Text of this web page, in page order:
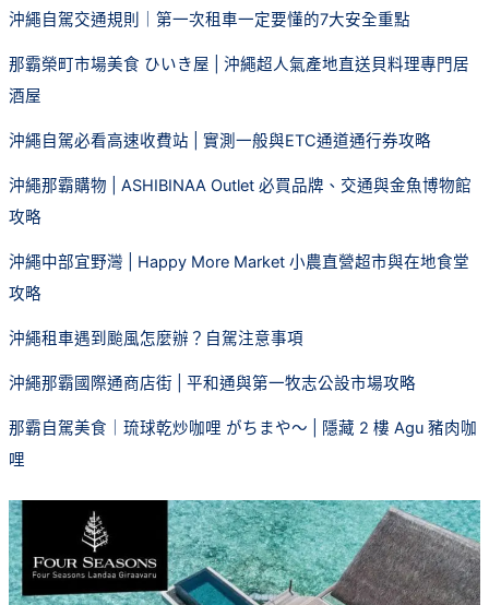
沖繩自駕交通規則｜第一次租車一定要懂的7大安全重點
那霸榮町市場美食 ひいき屋 | 沖繩超人氣產地直送貝料理專門居
酒屋
沖繩自駕必看高速收費站 | 實測一般與ETC通道通行券攻略
沖繩那霸購物 | ASHIBINAA Outlet 必買品牌、交通與金魚博物館
攻略
沖繩中部宜野灣 | Happy More Market 小農直營超市與在地食堂
攻略
沖繩租車遇到颱風怎麼辦？自駕注意事項
沖繩那霸國際通商店街 | 平和通與第一牧志公設市場攻略
那霸自駕美食｜琉球乾炒咖哩 がちまや～ | 隱藏 2 樓 Agu 豬肉咖
哩